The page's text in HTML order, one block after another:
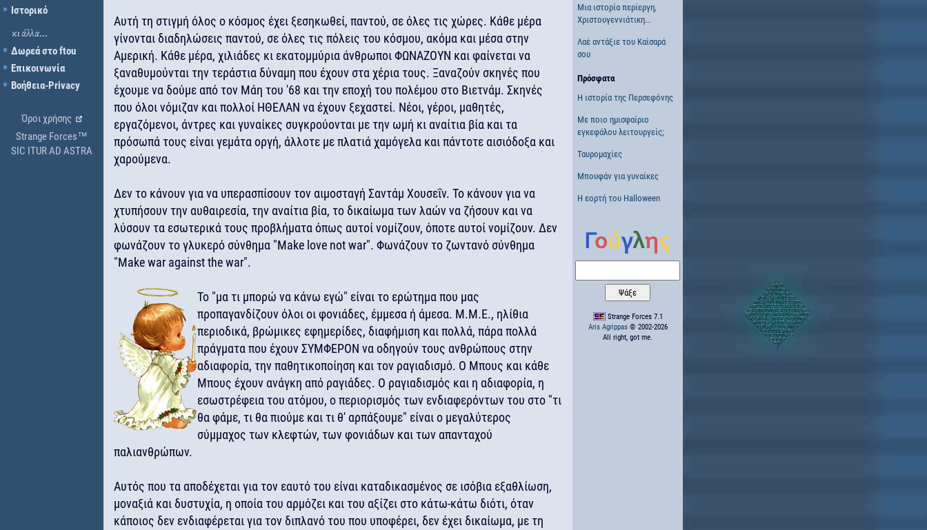
Ιστορικό
κι άλλα...
Δωρεά στο ftou
Επικοινωνία
Βοήθεια-Privacy
Όροι χρήσης
Strange Forces™
SIC ITUR AD ASTRA
Αυτή τη στιγμή όλος ο κόσμος έχει ξεσηκωθεί, παντού, σε όλες τις χώρες. Κάθε μέρα
γίνονται διαδηλώσεις παντού, σε όλες τις πόλεις του κόσμου, ακόμα και μέσα στην
Αμερική. Κάθε μέρα, χιλιάδες κι εκατομμύρια άνθρωποι ΦΩΝΑΖΟΥΝ και φαίνεται να
ξαναθυμούνται την τεράστια δύναμη που έχουν στα χέρια τους. Ξαναζούν σκηνές που
έχουμε να δούμε από τον Μάη του '68 και την εποχή του πολέμου στο Βιετνάμ. Σκηνές
που όλοι νόμιζαν και πολλοί ΗΘΕΛΑΝ να έχουν ξεχαστεί. Νέοι, γέροι, μαθητές,
εργαζόμενοι, άντρες και γυναίκες συγκρούονται με την ωμή κι αναίτια βία και τα
πρόσωπά τους είναι γεμάτα οργή, άλλοτε με πλατιά χαμόγελα και πάντοτε αισιόδοξα και
χαρούμενα.
Δεν το κάνουν για να υπερασπίσουν τον αιμοσταγή Σαντάμ Χουσεΐν. Το κάνουν για να
χτυπήσουν την αυθαιρεσία, την αναίτια βία, το δικαίωμα των λαών να ζήσουν και να
λύσουν τα εσωτερικά τους προβλήματα όπως αυτοί νομίζουν, όποτε αυτοί νομίζουν. Δεν
φωνάζουν το γλυκερό σύνθημα "Make love not war". Φωνάζουν το ζωντανό σύνθημα
"Make war against the war".
Το "μα τι μπορώ να κάνω εγώ" είναι το ερώτημα που μας
προπαγανδίζουν όλοι οι φονιάδες, έμμεσα ή άμεσα. Μ.Μ.Ε., ηλίθια
περιοδικά, βρώμικες εφημερίδες, διαφήμιση και πολλά, πάρα πολλά
πράγματα που έχουν ΣΥΜΦΕΡΟΝ να οδηγούν τους ανθρώπους στην
αδιαφορία, την παθητικοποίηση και τον ραγιαδισμό. Ο Μπους και κάθε
Μπους έχουν ανάγκη από ραγιάδες. Ο ραγιαδισμός και η αδιαφορία, η
εσωστρέφεια του ατόμου, ο περιορισμός των ενδιαφερόντων του στο "τι
θα φάμε, τι θα πιούμε και τι θ' αρπάξουμε" είναι ο μεγαλύτερος
σύμμαχος των κλεφτών, των φονιάδων και των απανταχού
παλιανθρώπων.
Αυτός που τα αποδέχεται για τον εαυτό του είναι καταδικασμένος σε ισόβια εξαθλίωση,
μοναξιά και δυστυχία, η οποία του αρμόζει και του αξίζει στο κάτω-κάτω διότι, όταν
κάποιος δεν ενδιαφέρεται για τον διπλανό του που υποφέρει, δεν έχει δικαίωμα, με τη
Μια ιστορία περίεργη,
Χριστουγεννιάτικη...
Λαέ αντάξιε του Καίσαρά
σου
Πρόσφατα
Η ιστορία της Περσεφόνης
Με ποιο ημισφαίριο
εγκεφάλου λειτουργείς;
Ταυρομαχίες
Μπουφάν για γυναίκες
Η εορτή του Halloween
Strange Forces 7.1
Aris Agrippas© 2002-2026
All right, got me.